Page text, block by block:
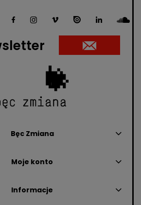
Bęc Zmiana
Moje konto
Informacje